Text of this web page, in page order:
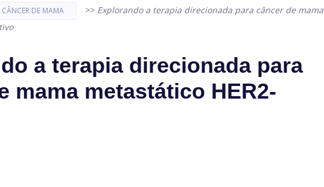
CÂNCER DE MAMA >> Explorando a terapia direcionada para câncer de mama
a terapia direcionada para
mama metastático HER2-